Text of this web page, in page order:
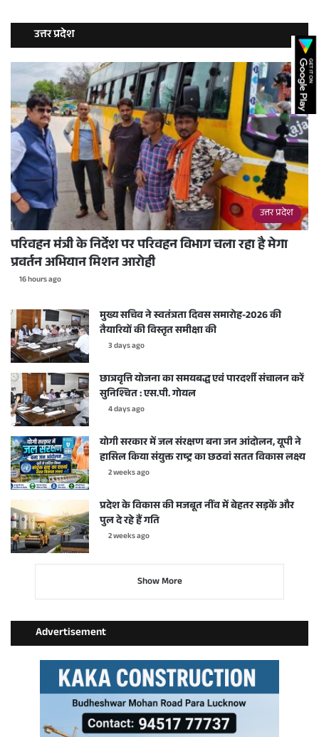
उत्तर प्रदेश
उत्तर प्रदेश
परिवहन मंत्री के निर्देश पर परिवहन विभाग चला रहा है मेगा
प्रवर्तन अभियान मिशन आरोही
16 hours ago
मुख्य सचिव ने स्वतंत्रता दिवस समारोह-2026 की
तैयारियों की विस्तृत समीक्षा की
3 days ago
छात्रवृत्ति योजना का समयबद्ध एवं पारदर्शी संचालन करें
सुनिश्चित : एस.पी. गोयल
4 days ago
योगी सरकार में जल संरक्षण बना जन आंदोलन, यूपी ने
हासिल किया संयुक्त राष्ट्र का छठवां सतत विकास लक्ष्य
2 weeks ago
प्रदेश के विकास की मजबूत नींव में बेहतर सड़कें और
पुल दे रहे हैं गति
2 weeks ago
Show More
Advertisement